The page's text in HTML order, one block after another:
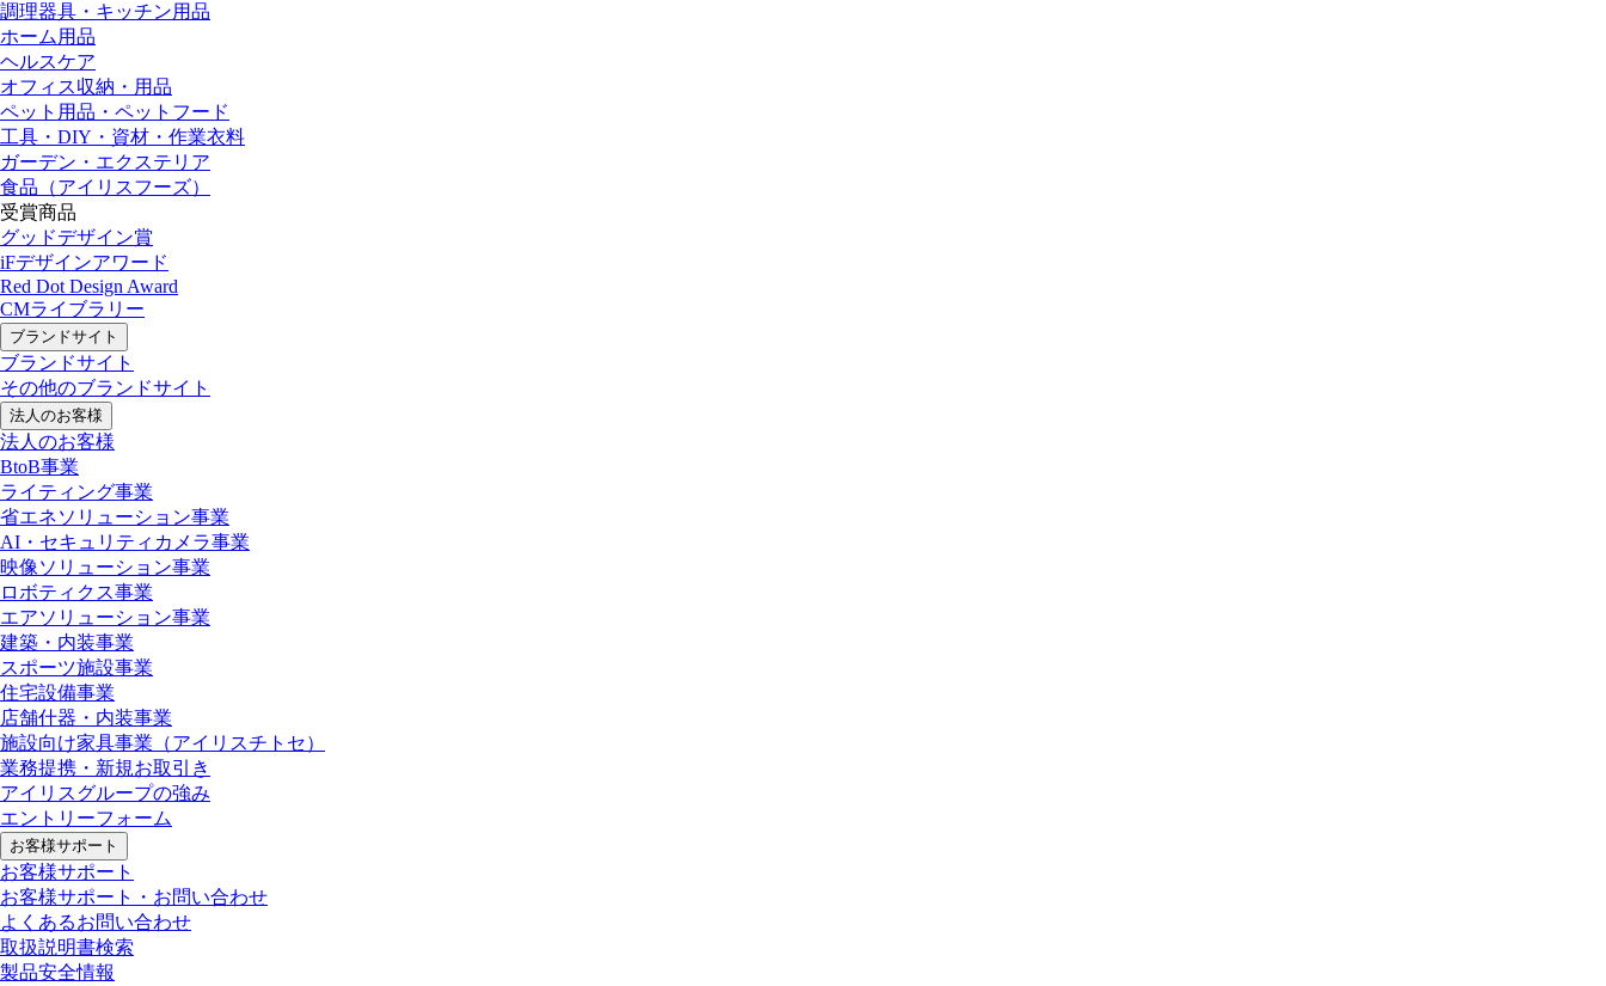
調理器具・キッチン用品
ホーム用品
ヘルスケア
オフィス収納・用品
ペット用品・ペットフード
工具・DIY・資材・作業衣料
ガーデン・エクステリア
食品 （アイリスフーズ）
受賞商品
グッドデザイン賞
iFデザインアワード
Red Dot Design Award
CMライブラリー
ブランドサイト
ブランドサイト
その他のブランドサイト
法人のお客様
法人のお客様
BtoB事業
ライティング事業
省エネソリューション事業
AI・セキュリティカメラ事業
映像ソリューション事業
ロボティクス事業
エアソリューション事業
建築・内装事業
スポーツ施設事業
住宅設備事業
店舗什器・内装事業
施設向け家具事業 （アイリスチトセ）
業務提携・新規お取引き
アイリスグループの強み
エントリーフォーム
お客様サポート
お客様サポート
お客様サポート・お問い合わせ
よくあるお問い合わせ
取扱説明書検索
製品安全情報